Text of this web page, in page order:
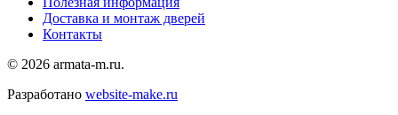
Доставка и монтаж дверей
Контакты
© 2026 armata-m.ru.
Разработано website-make.ru